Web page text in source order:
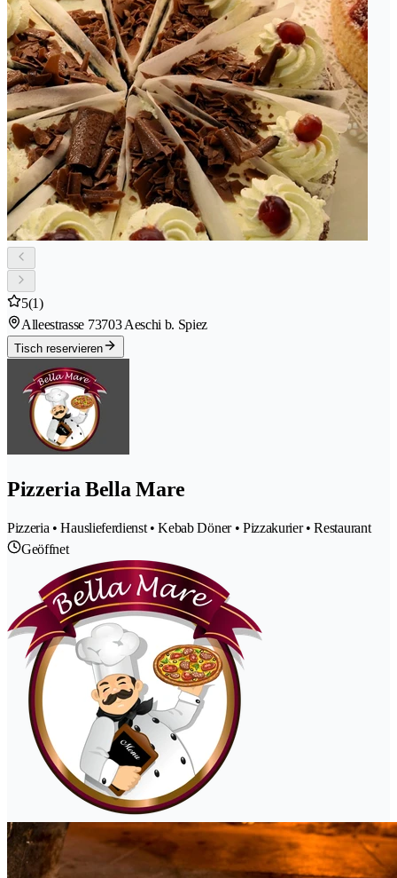
5(1)
Alleestrasse 73703 Aeschi b. Spiez
Tisch reservieren
Pizzeria Bella Mare
Pizzeria • Hauslieferdienst • Kebab Döner • Pizzakurier • Restaurant
Geöffnet